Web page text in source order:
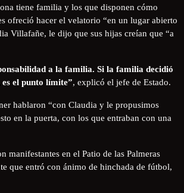
tiene familia y los que disponen cómo
ofreció hacer el velatorio “en un lugar abierto
Villafañe, le dijo que sus hijas creían que “a
a la familia. Si la familia decidió
el punto límite”, explicó el jefe de Estado.
hablaron “con Claudia y le propusimos
en la puerta, con los que entraban con una
manifestantes en el Patio de las Palmeras
que entró con ánimo de hinchada de fútbol,